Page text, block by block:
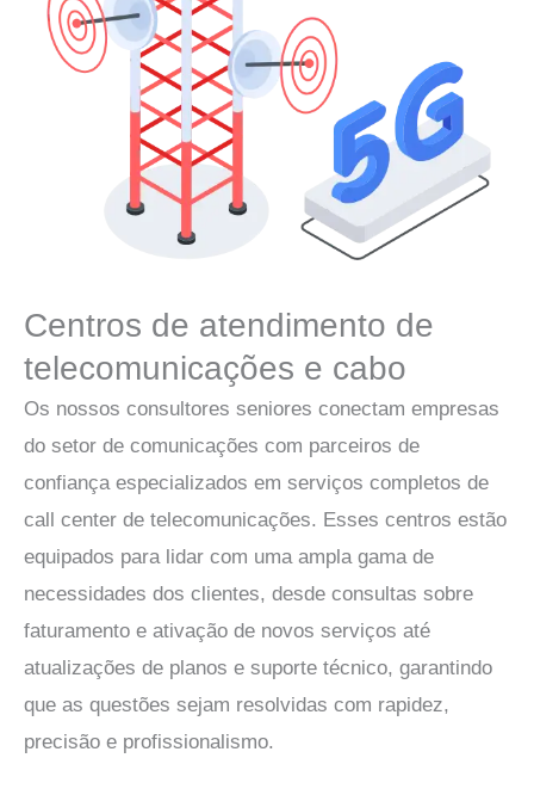
Centros de atendimento de
telecomunicações e cabo
Os nossos consultores seniores conectam empresas
do setor de comunicações com parceiros de
confiança especializados em serviços completos de
call center de telecomunicações. Esses centros estão
equipados para lidar com uma ampla gama de
necessidades dos clientes, desde consultas sobre
faturamento e ativação de novos serviços até
atualizações de planos e suporte técnico, garantindo
que as questões sejam resolvidas com rapidez,
precisão e profissionalismo.